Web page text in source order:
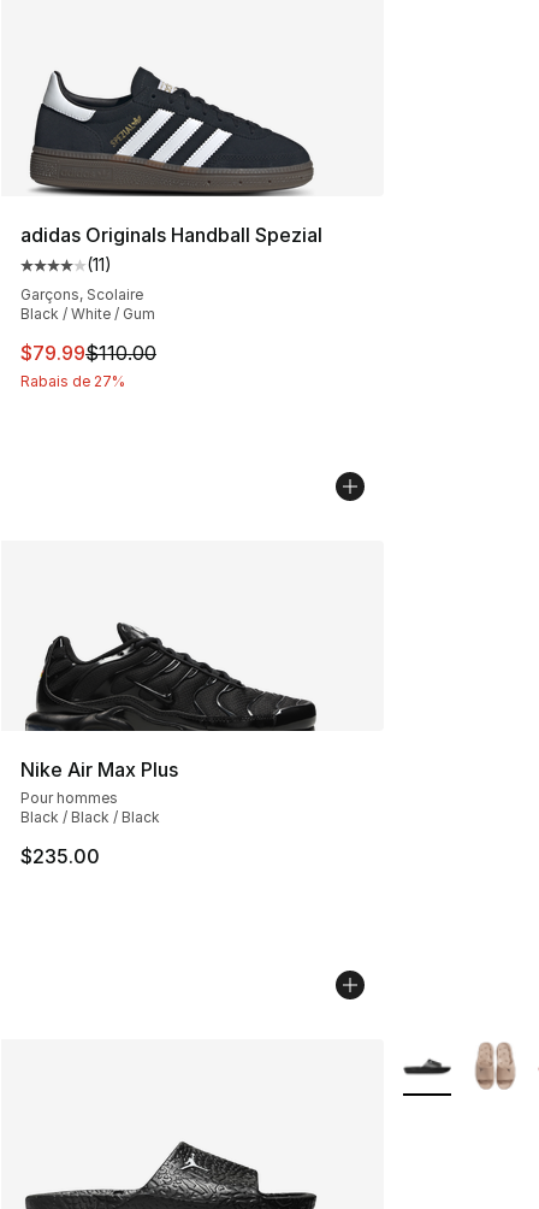
adidas Originals Handball Spezial
Cote moyenne du client - [4 sur 5 étoiles], 11
(11)
Garçons, Scolaire
Black / White / Gum
Cet article est en solde. Le prix est passé de $110.00 à
$79.99$110.00
Rabais de 27%
Nike Air Max Plus
Pour hommes
Black / Black / Black
$235.00
Plus de